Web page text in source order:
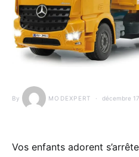
By MODEXPERT décembre
Vos enfants adorent